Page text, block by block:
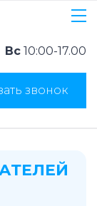
Вс 10:00-17.00
звонок